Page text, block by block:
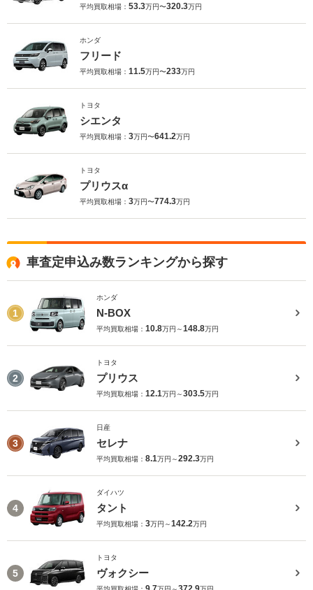
平均買取相場： 53.3万円〜320.3万円
ホンダ
フリード
平均買取相場： 11.5万円〜233万円
トヨタ
シエンタ
平均買取相場： 3万円〜641.2万円
トヨタ
プリウスα
平均買取相場： 3万円〜774.3万円
車査定申込み数ランキングから探す
1
ホンダ
N-BOX
平均買取相場： 10.8万円～148.8万円
2
トヨタ
プリウス
平均買取相場： 12.1万円～303.5万円
3
日産
セレナ
平均買取相場： 8.1万円～292.3万円
4
ダイハツ
タント
平均買取相場： 3万円～142.2万円
5
トヨタ
ヴォクシー